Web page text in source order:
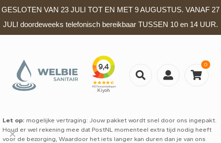
GESLOTEN VAN 23 JULI TOT EN MET 9 AUGUSTUS. VANAF 27
JULI doordeweeks telefonisch bereikbaar TUSSEN 10 en 14 UUR.
0
Let op: mogelijke vertraging: Jouw pakket wordt snel door ons ingepakt.
Houd er wel rekening mee dat PostNL momenteel extra tijd nodig heeft
voor de bezorging, Waardoor het iets langer kan duren dan je van ons
✕